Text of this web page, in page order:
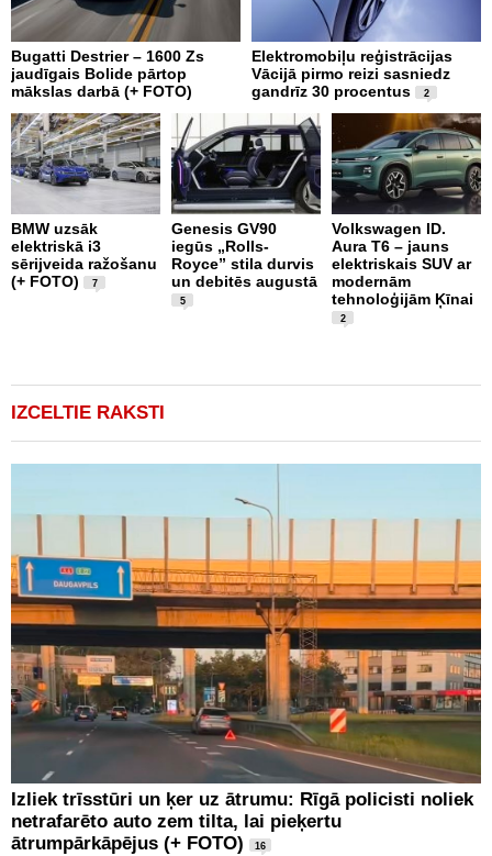
Bugatti Destrier – 1600 Zs
jaudīgais Bolide pārtop
mākslas darbā (+ FOTO)
Elektromobiļu reģistrācijas
Vācijā pirmo reizi sasniedz
gandrīz 30 procentus
2
BMW uzsāk
elektriskā i3
sērijveida ražošanu
(+ FOTO)
7
Genesis GV90
iegūs „Rolls-
Royce” stila durvis
un debitēs augustā
5
Volkswagen ID.
Aura T6 – jauns
elektriskais SUV ar
modernām
tehnoloģijām Ķīnai
2
IZCELTIE RAKSTI
Izliek trīsstūri un ķer uz ātrumu: Rīgā policisti noliek
netrafarēto auto zem tilta, lai pieķertu
ātrumpārkāpējus (+ FOTO)
16